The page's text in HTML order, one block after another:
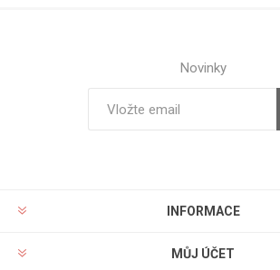
Novinky
INFORMACE
MŮJ ÚČET